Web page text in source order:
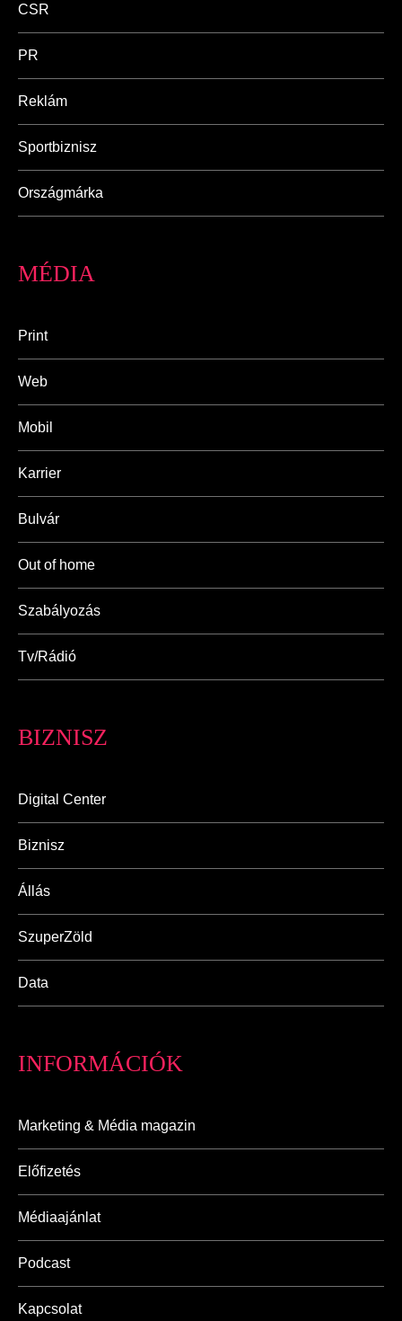
CSR
PR
Reklám
Sportbiznisz
Országmárka
MÉDIA
Print
Web
Mobil
Karrier
Bulvár
Out of home
Szabályozás
Tv/Rádió
BIZNISZ
Digital Center
Biznisz
Állás
SzuperZöld
Data
INFORMÁCIÓK
Marketing & Média magazin
Előfizetés
Médiaajánlat
Podcast
Kapcsolat